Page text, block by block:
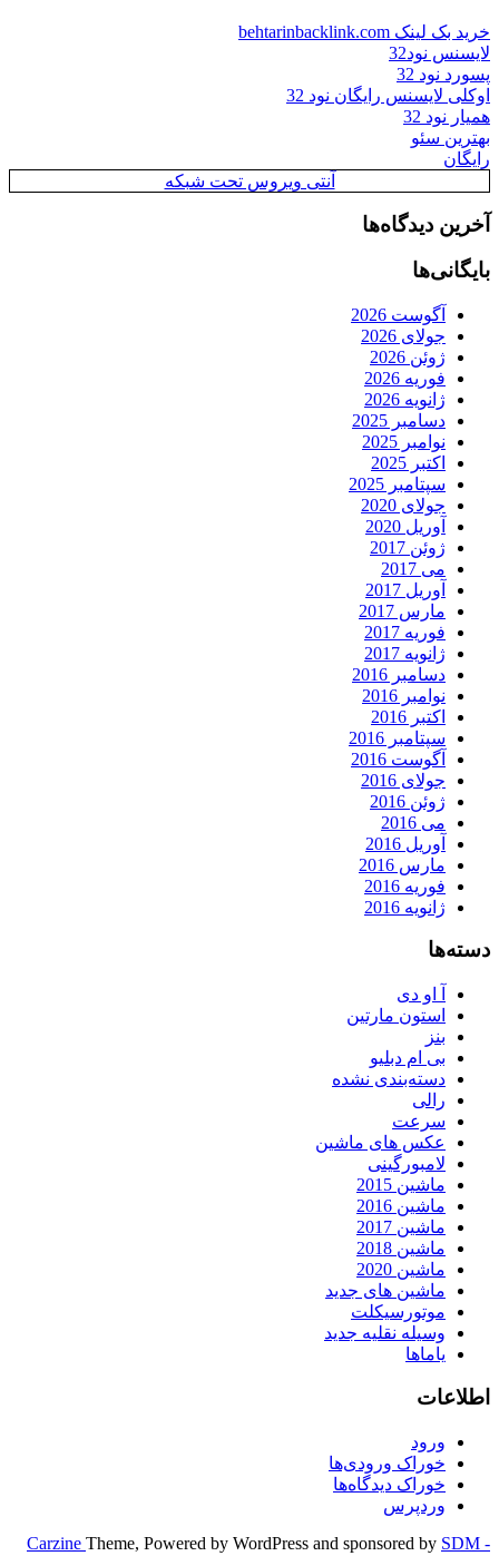
خرید بک لینک behtarinbacklink.com
لایسنس نود32
پسورد نود 32
اوکلی لایسنس رایگان نود 32
همیار نود 32
بهترین سئو
رایگان
آنتی ویروس تحت شبکه
آخرین دیدگاه‌ها
بایگانی‌ها
آگوست 2026
جولای 2026
ژوئن 2026
فوریه 2026
ژانویه 2026
دسامبر 2025
نوامبر 2025
اکتبر 2025
سپتامبر 2025
جولای 2020
آوریل 2020
ژوئن 2017
می 2017
آوریل 2017
مارس 2017
فوریه 2017
ژانویه 2017
دسامبر 2016
نوامبر 2016
اکتبر 2016
سپتامبر 2016
آگوست 2016
جولای 2016
ژوئن 2016
می 2016
آوریل 2016
مارس 2016
فوریه 2016
ژانویه 2016
دسته‌ها
آ او دی
استون مارتین
بنز
بی ام دبلیو
دسته‌بندی نشده
رالی
سرعت
عکس های ماشین
لامبورگینی
ماشین 2015
ماشین 2016
ماشین 2017
ماشین 2018
ماشین 2020
ماشین های جدید
موتورسیکلت
وسیله نقلیه جدید
یاماها
اطلاعات
ورود
خوراک ورودی‌ها
خوراک دیدگاه‌ها
وردپرس
Carzine Theme, Powered by WordPress and sponsored by SDM -